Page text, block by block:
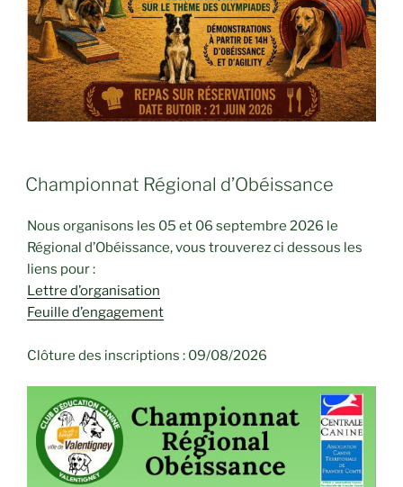
PUBLIÉ
LE
Championnat Régional d’Obéissance
Nous organisons les 05 et 06 septembre 2026 le
Régional d’Obéissance, vous trouverez ci dessous les
liens pour :
Lettre d’organisation
Feuille d’engagement
Clôture des inscriptions : 09/08/2026